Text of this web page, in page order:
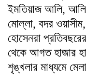
ইমতিয়াজ আলি,
মোল্লা, বদর
হোসেনরা
থেকে আগত হাজার
শৃঙ্খলার মাধ্যমে